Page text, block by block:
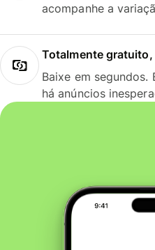
acompanhe a
Totalmente
Baixe em
há anúncios